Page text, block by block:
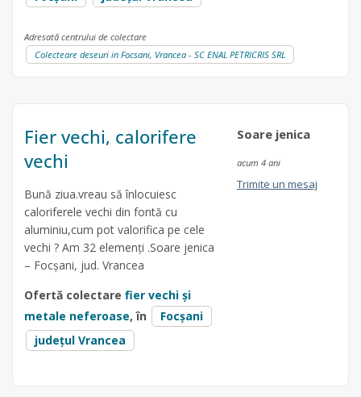
Adresată centrului de colectare
Colecteare deseuri in Focsani, Vrancea - SC ENAL PETRICRIS SRL
Fier vechi, calorifere
vechi
Bună ziua.vreau să înlocuiesc
caloriferele vechi din fontă cu
aluminiu,cum pot valorifica pe cele
vechi ? Am 32 elemenți .Soare jenica
– Focșani, jud. Vrancea
Ofertă colectare fier vechi și
metale neferoase, în
Focșani
județul Vrancea
Soare jenica
acum 4 ani
Trimite un mesaj